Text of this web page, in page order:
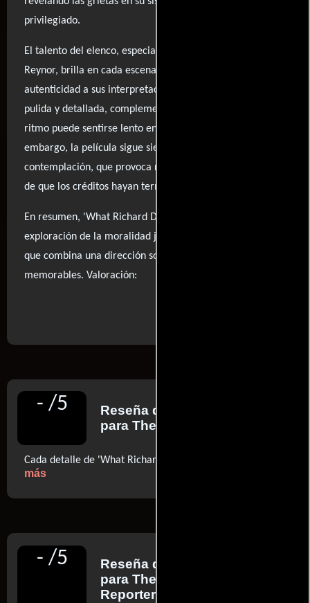
privilegiado.
El talento del elenco, especialmente del joven Jack
Reynor, brilla en cada escena, aportando profundidad y
autenticidad a sus interpretaciones. La cinematografía,
pulida y detallada, complementa la narrativa, aunque el
ritmo puede sentirse lento en ciertos momentos. Sin
embargo, la película sigue siendo una obra digna de
contemplación, que provoca reflexiones mucho después
de que los créditos hayan terminado de rodar.
En resumen, 'What Richard Did' es una valiosa
exploración de la moralidad juvenil y sus consecuencias,
que combina una dirección sobresaliente con actuaciones
memorables. Valoración:
- /5 Reseña de
para The New York Times
Cada detalle de 'What Richard Did' suena a verdad
más
- /5 Reseña de
para The Hollywood
Reporter